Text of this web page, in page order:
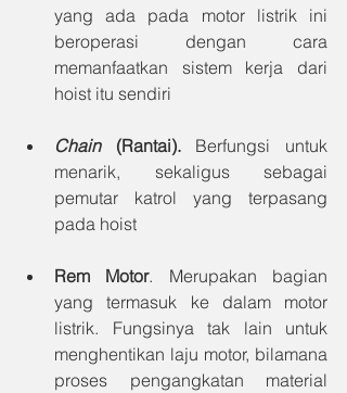
yang ada pada motor listrik ini
beroperasi dengan cara
memanfaatkan sistem kerja dari
hoist itu sendiri
Chain (Rantai). Berfungsi untuk
menarik, sekaligus sebagai
pemutar katrol yang terpasang
pada hoist
Rem Motor. Merupakan bagian
yang termasuk ke dalam motor
listrik. Fungsinya tak lain untuk
menghentikan laju motor, bilamana
proses pengangkatan material